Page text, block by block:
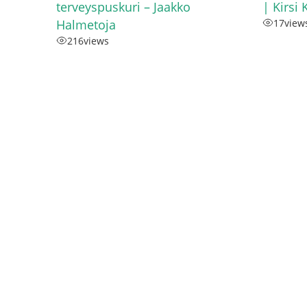
terveyspuskuri – Jaakko
Halmetoja
216views
| Kirsi
17